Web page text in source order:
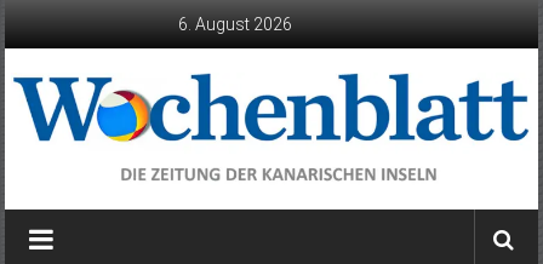
6. August 2026
Wochenblatt
die